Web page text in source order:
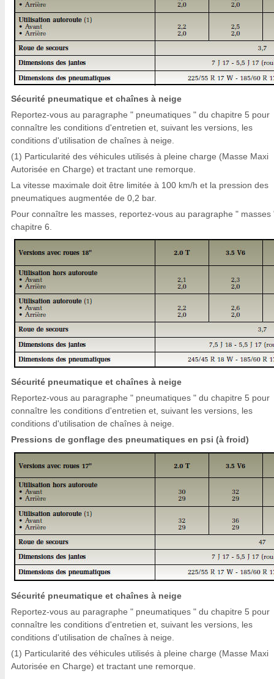
Sécurité pneumatique et chaînes à neige
Reportez-vous au paragraphe " pneumatiques " du chapitre 5 pour
connaître les conditions d'entretien et, suivant les versions, les
conditions d'utilisation de chaînes à neige.
(1) Particularité des véhicules utilisés à pleine charge (Masse Maxi
Autorisée en Charge) et tractant une remorque.
La vitesse maximale doit être limitée à 100 km/h et la pression des
pneumatiques augmentée de 0,2 bar.
Pour connaître les masses, reportez-vous au paragraphe " masses
chapitre 6.
Sécurité pneumatique et chaînes à neige
Reportez-vous au paragraphe " pneumatiques " du chapitre 5 pour
connaître les conditions d'entretien et, suivant les versions, les
conditions d'utilisation de chaînes à neige.
Pressions de gonflage des pneumatiques en psi (à froid)
Sécurité pneumatique et chaînes à neige
Reportez-vous au paragraphe " pneumatiques " du chapitre 5 pour
connaître les conditions d'entretien et, suivant les versions, les
conditions d'utilisation de chaînes à neige.
(1) Particularité des véhicules utilisés à pleine charge (Masse Maxi
Autorisée en Charge) et tractant une remorque.